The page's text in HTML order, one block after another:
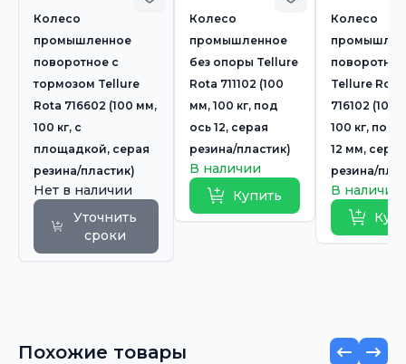
Колесо
промышленное
поворотное с
тормозом Tellure
Rota 716602 (100 мм,
100 кг, с
площадкой, серая
резина/пластик)
Нет в наличии
Уточнить
сроки
Колесо
промышленное
без опоры Tellure
Rota 711102 (100
мм, 100 кг, под
ось 12, серая
резина/пластик)
В наличии
Купить
Колесо
поворотное
Tellure Rota
716102 (100
100 кг, под
12 мм, серая
резина/
В наличии
Похожие товары